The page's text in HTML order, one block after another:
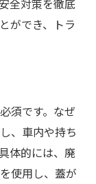
ができ、トラ
須です。なぜ
、車内や持ち
体的には、廃
使用し、蓋が